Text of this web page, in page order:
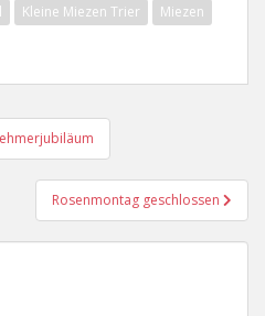
Kleine Miezen Trier
Miezen
Rosenmontag geschlossen